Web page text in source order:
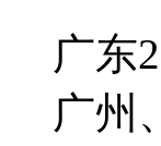
广东
广州